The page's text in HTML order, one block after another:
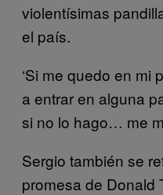
violentísimas
el país.
‘Si me quedo en mi
a entrar en alguna
si no lo hago… me
Sergio también se
promesa de Donald